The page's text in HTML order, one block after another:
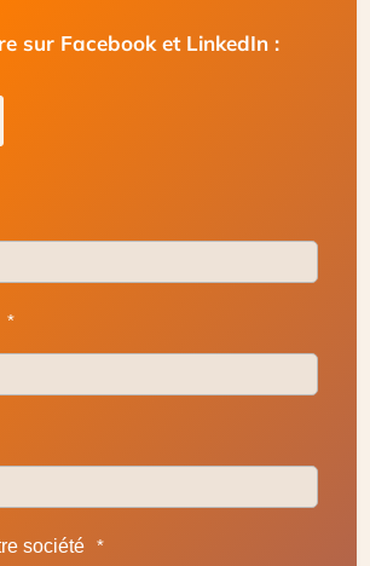
sur Facebook et LinkedIn :
*
société *